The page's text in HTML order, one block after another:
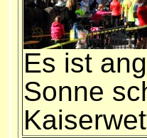
Es ist
Sonne